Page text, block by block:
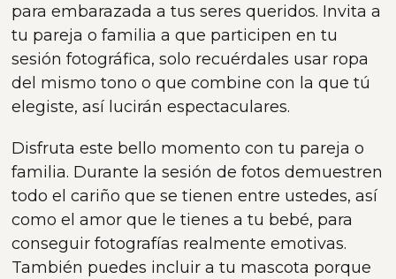
para embarazada a tus seres queridos. Invita a
tu pareja o familia a que participen en tu
sesión fotográfica, solo recuérdales usar ropa
del mismo tono o que combine con la que tú
elegiste, así lucirán espectaculares.
Disfruta este bello momento con tu pareja o
familia. Durante la sesión de fotos demuestren
todo el cariño que se tienen entre ustedes, así
como el amor que le tienes a tu bebé, para
conseguir fotografías realmente emotivas.
También puedes incluir a tu mascota porque